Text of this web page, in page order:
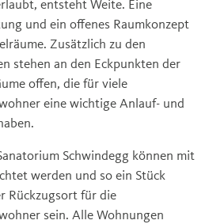
entsteht Weite. Eine
und ein offenes Raumkonzept
Zusätzlich zu den
stehen an den Eckpunkten der
offen, die für viele
eine wichtige Anlauf- und
Schwindegg können mit
werden und so ein Stück
Rückzugsort für die
sein. Alle Wohnungen